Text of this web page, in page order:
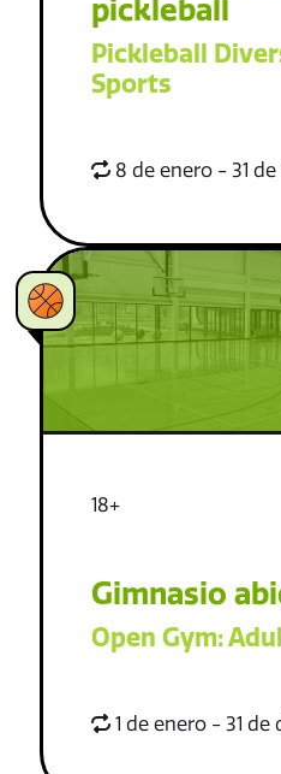
pickleball
Pickleball
Sports
8 de enero - 31
18+
Gimnasio
Open Gym:
1 de enero - 31